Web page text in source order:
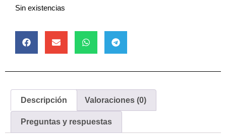
Sin existencias
Descripción Valoraciones (0)
Preguntas y respuestas